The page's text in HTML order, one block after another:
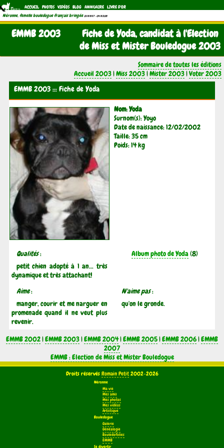
ACCUEIL PHOTOS VIDÉOS BLOG ANNUAIRE LIVRE D'OR
Néronne, femelle bouledogue français bringée (21/11/1997 - 04/11/2011)
EMMB 2003
Fiche de Yoda, candidat à l'Election
de Miss et Mister Bouledogue 2003
Sommaire de toutes les éditions
Accueil 2003|Miss 2003|Mister 2003|Voter 2003
EMMB 2003 ::: Fiche de Yoda
Nom: Yoda
Surnom(s): Yoyo
Date de naissance: 12/02/2002
Taille: 35 cm
Poids: 14 kg
Qualités:
petit chien adopté à 1 an... très
dynamique et très attachant!
Album photo de Yoda(8)
Aime:
manger, courir et me narguer en
promenade quand il ne veut plus
revenir.
N'aime pas:
qu'on le gronde.
EMMB 2002|EMMB 2003|EMMB 2004|EMMB 2005|EMMB 2006|EMMB
2007
EMMB : Election de Miss et Mister Bouledogue
Droits réservés Romain Petit2002-2026
Néronne
Ma vie
Mes amis
Mes photos
Mes vidéos
Artistique
Bouledogue
Galerie
Généalogie
Bouledofolies
EMMB
Se divertir